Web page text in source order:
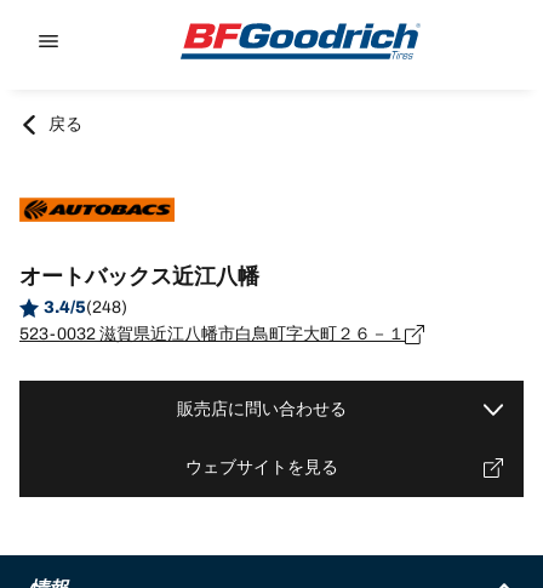
戻る
オートバックス近江八幡
3.4/5(248)
523-0032 滋賀県近江八幡市白鳥町字大町２６－１
販売店に問い合わせる
ウェブサイトを見る